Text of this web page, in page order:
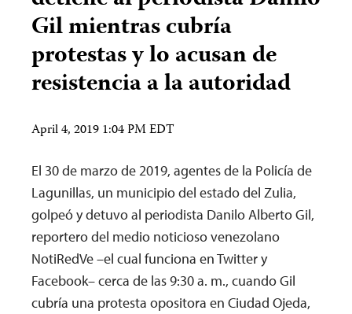
Gil mientras cubría
protestas y lo acusan de
resistencia a la autoridad
April 4, 2019 1:04 PM EDT
El 30 de marzo de 2019, agentes de la Policía de
Lagunillas, un municipio del estado del Zulia,
golpeó y detuvo al periodista Danilo Alberto Gil,
reportero del medio noticioso venezolano
NotiRedVe –el cual funciona en Twitter y
Facebook– cerca de las 9:30 a. m., cuando Gil
cubría una protesta opositora en Ciudad Ojeda,